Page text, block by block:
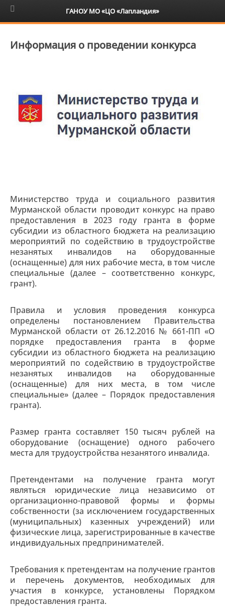
6+
Информация о проведении конкурса
Министерство труда и социального развития
Мурманской области проводит конкурс на право
предоставления в 2023 году гранта в форме
субсидии из областного бюджета на реализацию
мероприятий по содействию в трудоустройстве
незанятых инвалидов на оборудованные
(оснащенные) для них рабочие места, в том числе
специальные (далее – соответственно конкурс,
грант).
Правила и условия проведения конкурса
определены постановлением Правительства
Мурманской области от 26.12.2016 № 661-ПП «О
порядке предоставления гранта в форме
субсидии из областного бюджета на реализацию
мероприятий по содействию в трудоустройстве
незанятых инвалидов на оборудованные
(оснащенные) для них места, в том числе
специальные» (далее – Порядок предоставления
гранта).
Размер гранта составляет 150 тысяч рублей на
оборудование (оснащение) одного рабочего
места для трудоустройства незанятого инвалида.
Претендентами на получение гранта могут
являться юридические лица независимо от
организационно-правовой формы и формы
собственности (за исключением государственных
(муниципальных) казенных учреждений) или
физические лица, зарегистрированные в качестве
индивидуальных предпринимателей.
Требования к претендентам на получение грантов
и перечень документов, необходимых для
участия в конкурсе, установлены Порядком
предоставления гранта.
ГАНОУ МО «ЦО «Лапландия»